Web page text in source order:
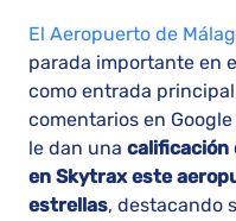
El Aeropuerto de
parada importante en
como entrada
comentarios en
le dan una calificación
en Skytrax este
estrellas, destacando